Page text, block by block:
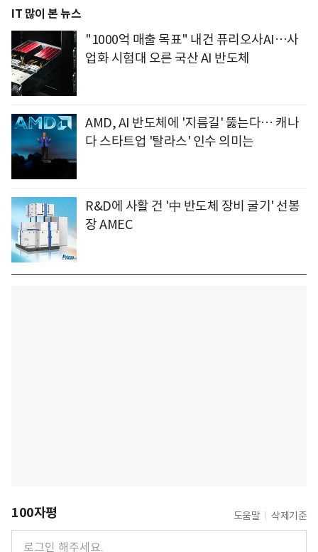
IT 많이 본 뉴스
"1000억 매출 목표" 내건 퓨리오사AI…사
업화 시험대 오른 국산 AI 반도체
AMD, AI 반도체에 '지름길' 뚫는다… 캐나
다 스타트업 '탈라스' 인수 의미는
R&D에 사활 건 '中 반도체 장비 굴기' 선봉
장 AMEC
100자평 도움말 삭제기준